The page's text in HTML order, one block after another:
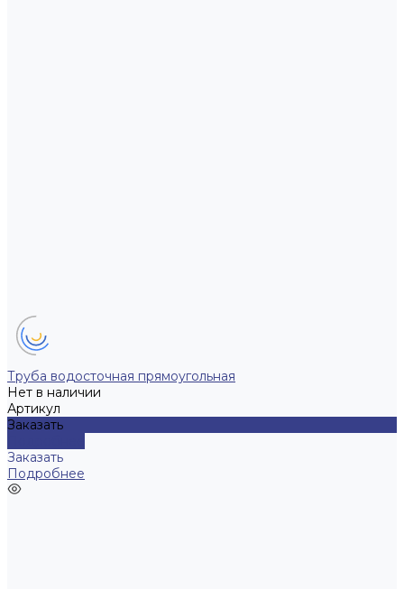
Труба водосточная прямоугольная
Нет в наличии
Артикул
Заказать
Заказать
Подробнее